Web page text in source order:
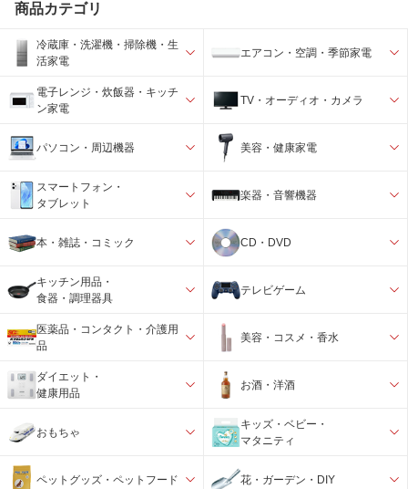
商品カテゴリ
冷蔵庫・洗濯機・掃除機・生
活家電
エアコン・空調・季節家電
電子レンジ・炊飯器・キッチ
ン家電
TV・オーディオ・カメラ
パソコン・周辺機器 美容・健康家電
スマートフォン・
タブレット
楽器・音響機器
本・雑誌・コミック CD・DVD
キッチン用品・
食器・調理器具
テレビゲーム
医薬品・コンタクト・介護用
品
美容・コスメ・香水
ダイエット・
健康用品
お酒・洋酒
おもちゃ
キッズ・ベビー・
マタニティ
ペットグッズ・ペットフード 花・ガーデン・DIY